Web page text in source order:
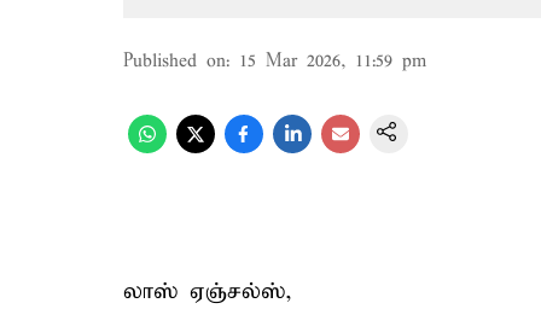
Published on: 15 Mar 2026, 11:59 pm
லாஸ் ஏஞ்சல்ஸ்,